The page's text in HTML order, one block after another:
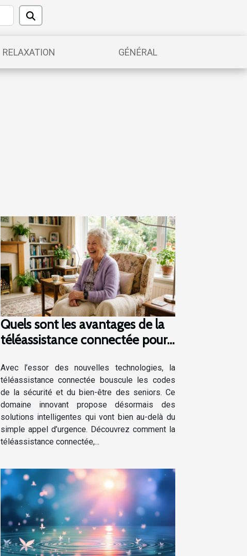
RELAXATION GÉNÉRAL
Quels sont les avantages de la
téléassistance connectée pour
Avec l’essor des nouvelles technologies, la
téléassistance connectée bouscule les codes
de la sécurité et du bien-être des seniors. Ce
domaine innovant propose désormais des
solutions intelligentes qui vont bien au-delà du
simple appel d’urgence. Découvrez comment la
téléassistance connectée,...